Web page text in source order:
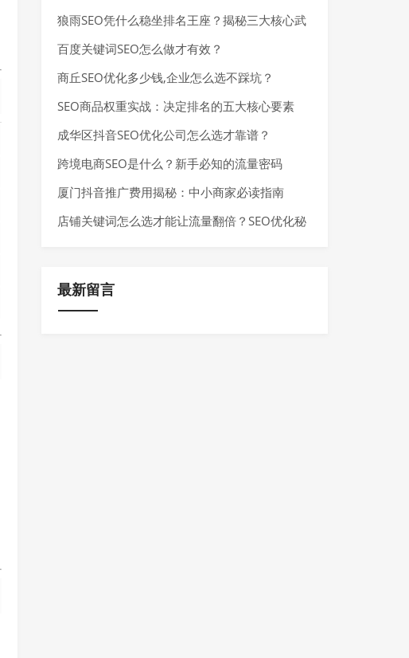
狼雨SEO凭什么稳坐排名王座？揭秘三大核心武
器
百度关键词SEO怎么做才有效？
商丘SEO优化多少钱,企业怎么选不踩坑？
SEO商品权重实战：决定排名的五大核心要素
成华区抖音SEO优化公司怎么选才靠谱？
跨境电商SEO是什么？新手必知的流量密码
厦门抖音推广费用揭秘：中小商家必读指南
店铺关键词怎么选才能让流量翻倍？SEO优化秘
最新留言